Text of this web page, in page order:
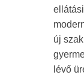
új
lévő